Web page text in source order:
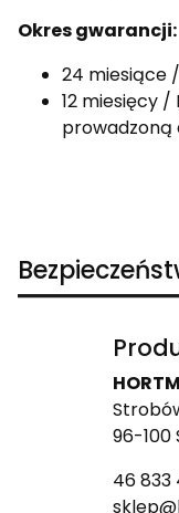
Okres gwarancji:
24 miesiące
12 miesięcy /
prowadzoną
96-100
46 833